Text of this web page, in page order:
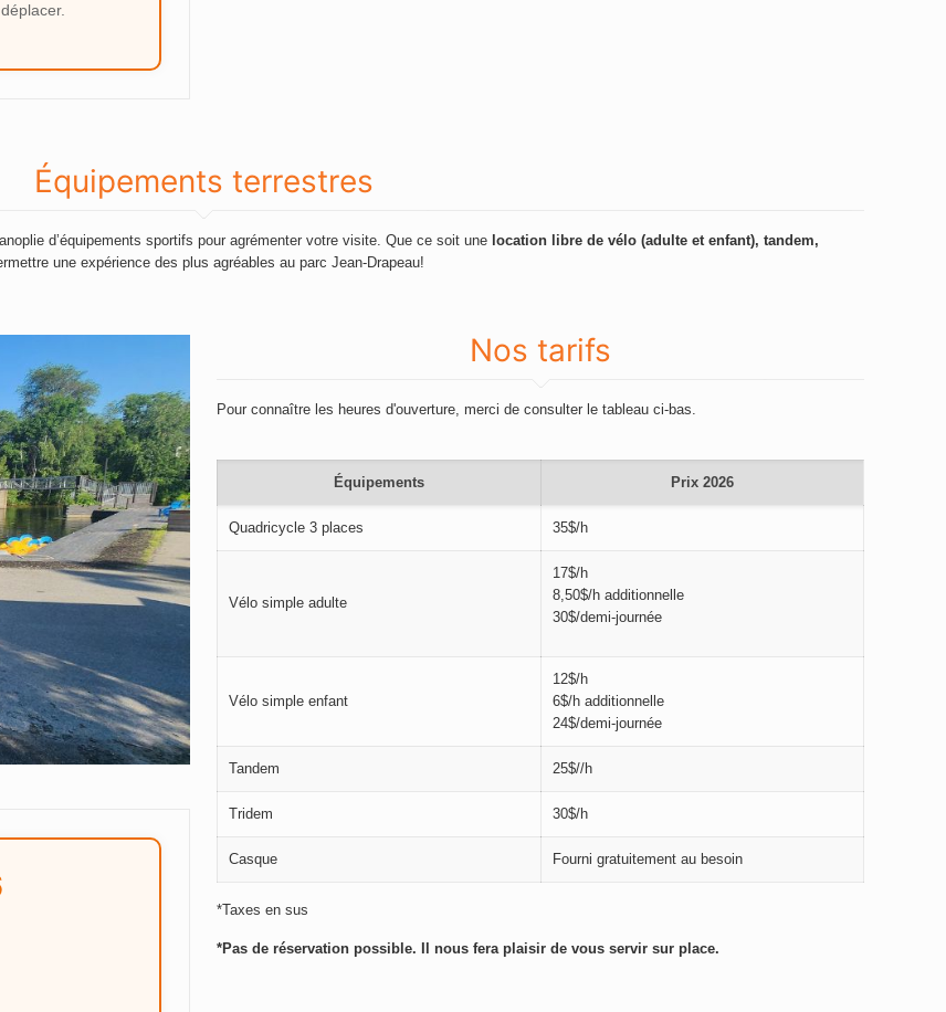
Équipements terrestres
d’équipements sportifs pour agrémenter votre visite. Que ce soit une location libre de vélo (adulte et enfant), tandem,
une expérience des plus agréables au parc Jean-Drapeau!
Nos tarifs
Pour connaître les heures d'ouverture, merci de consulter le tableau ci-bas.
Équipements Prix 2026
Quadricycle 3 places 35$/h
Vélo simple adulte
17$/h
8,50$/h additionnelle
30$/demi-journée
Vélo simple enfant
12$/h
6$/h additionnelle
24$/demi-journée
Tandem 25$//h
Tridem 30$/h
Casque Fourni gratuitement au besoin
*Taxes en sus
*Pas de réservation possible. Il nous fera plaisir de vous servir sur place.